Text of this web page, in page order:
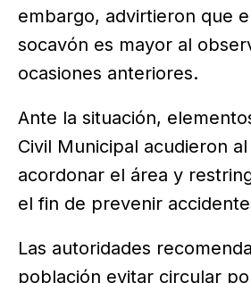
embargo, advirtieron que
socavón es mayor al
ocasiones anteriores.
Ante la situación,
Civil Municipal acudieron
acordonar el área y
el fin de prevenir
Las autoridades
población evitar circular